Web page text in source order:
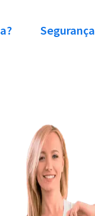
Segurança